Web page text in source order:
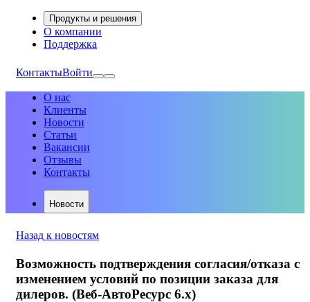
Продукты и решения
О компании
Поддержка
КонтактыВойти
О нас
Клиенты
Новости
Статьи
Вакансии
Отзывы
Контакты
Новости
Назад к новостям
Возможность подтверждения согласия/отказа с
изменением условий по позиции заказа для
дилеров. (Веб-АвтоРесурс 6.х)